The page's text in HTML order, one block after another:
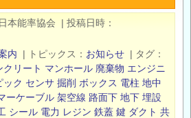
本能率協会 | 投稿日時
内 | トピックス お知らせ | タグ
クリート マンホール 廃棄物 エンジニ
ック センサ 掘削 ボックス 電柱 地中
ーケーブル 架空線 路面下 地下 埋設
シール 電力 レジン 鉄蓋 鍵 ダクト 共